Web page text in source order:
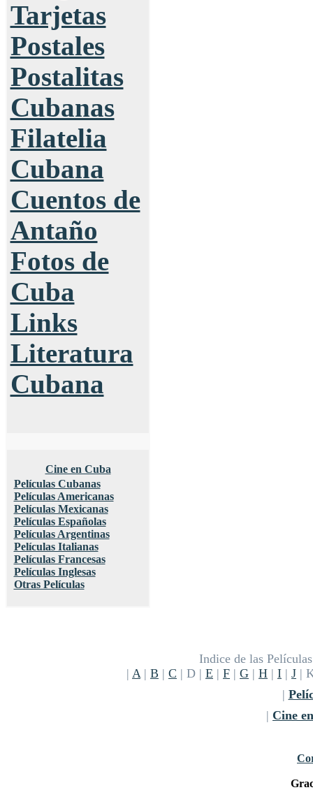
Tarjetas
Postales
Postalitas
Cubanas
Filatelia
Cubana
Cuentos de
Antaño
Fotos de
Cuba
Links
Literatura
Cubana
Cine en Cuba
Películas Cubanas
Películas Americanas
Películas Mexicanas
Películas Españolas
Películas Argentinas
Películas Italianas
Películas Francesas
Películas Inglesas
Otras Películas
Indice de las
| A| B | C | D | E | F | G | H | I | J |
|
| Cine